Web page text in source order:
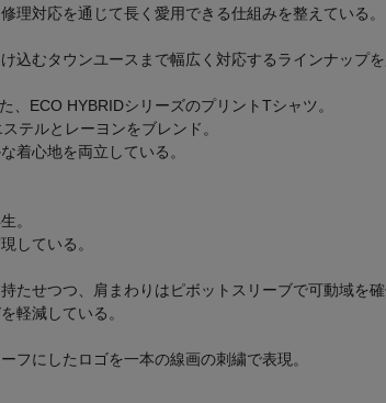
理対応を通じて長く愛用できる仕組みを整えている。
込むタウンユースまで幅広く対応するラインナップ
ECO HYBRIDシリーズのプリントTシャツ。
テルとレーヨンをブレンド。
着心地を両立している。
。
している。
せつつ、肩まわりはピボットスリーブで可動域を確
軽減している。
フにしたロゴを一本の線画の刺繍で表現。